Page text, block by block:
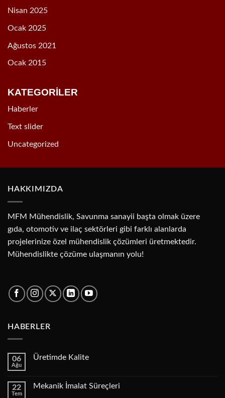
Nisan 2025
Ocak 2025
Ağustos 2021
Ocak 2015
KATEGORİLER
Haberler
Text slider
Uncategorized
HAKKIMIZDA
MFM Mühendislik, Savunma sanayii başta olmak üzere
gıda, otomotiv ve ilaç sektörleri gibi farklı alanlarda
projelerinize özel mühendislik çözümleri üretmektedir.
Mühendislikte çözüme ulaşmanın yolu!
HABERLER
06
Ağu
Üretimde Kalite
Kalite
22
Tem
Mekanik İmalat Süreçleri